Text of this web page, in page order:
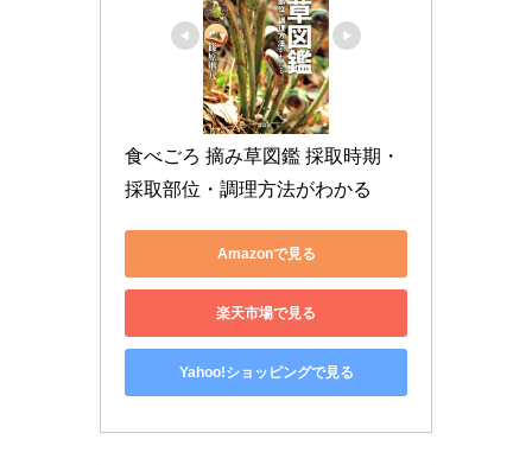
食べごろ 摘み草図鑑 採取時期・
採取部位・調理方法がわかる
Amazonで見る
楽天市場で見る
Yahoo!ショッピングで見る